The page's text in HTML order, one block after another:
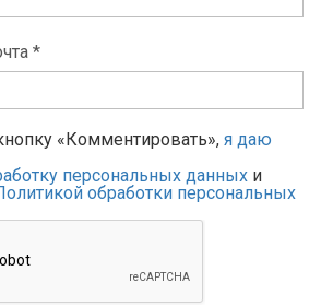
*
«Комментировать», я даю
персональных данных и
обработки персональных